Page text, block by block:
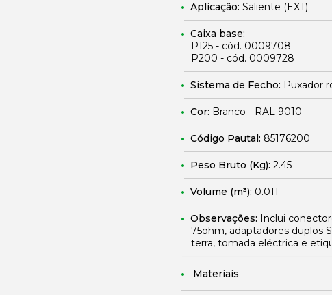
Aplicação: Saliente (EXT)
Caixa base:
P125 - cód. 0009708
P200 - cód. 0009728
Sistema de Fecho: Puxador
Cor: Branco - RAL 9010
Código Pautal: 85176200
Peso Bruto (Kg): 2.45
Volume (m³): 0.011
Observações: Inclui
75ohm, adaptadores duplos
terra, tomada eléctrica e
Materiais